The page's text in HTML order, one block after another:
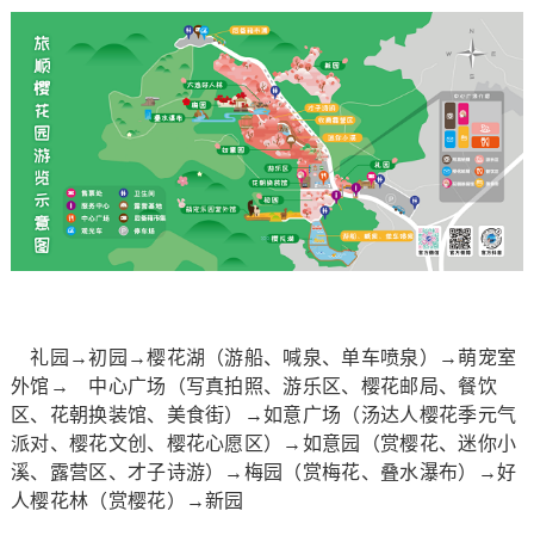
礼园→初园→樱花湖（游船、喊泉、单车喷泉）→萌宠室
外馆→ 中心广场（写真拍照、游乐区、樱花邮局、餐饮
区、花朝换装馆、美食街）→如意广场（汤达人樱花季元气
派对、樱花文创、樱花心愿区）→如意园（赏樱花、迷你小
溪、露营区、才子诗游）→梅园（赏梅花、叠水瀑布）→好
人樱花林（赏樱花）→新园